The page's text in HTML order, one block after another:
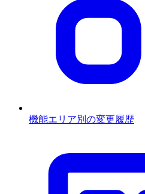
機能エリア別の変更履歴